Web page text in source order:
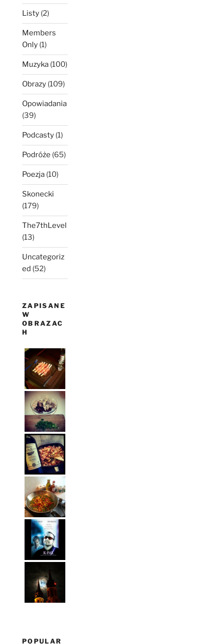
Listy (2)
Members
Only (1)
Muzyka (100)
Obrazy (109)
Opowiadania
(39)
Podcasty (1)
Podróże (65)
Poezja (10)
Skonecki
(179)
The7thLevel
(13)
Uncategoriz
ed (52)
ZAPISANE
W
OBRAZAC
H
POPULAR